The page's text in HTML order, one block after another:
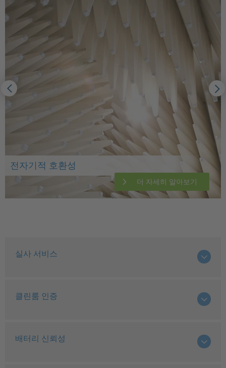
전자기적 호환성
더 자세히 알아보기
실사 서비스
클린룸 인증
배터리 신뢰성